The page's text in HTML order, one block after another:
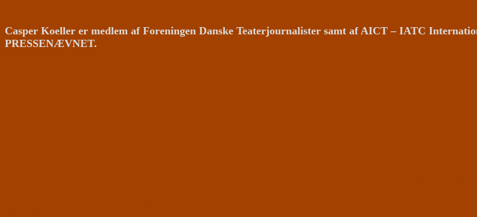
Casper Koeller er medlem af Foreningen Danske Teaterjournalister samt af AICT – IATC
PRESSENÆVNET.